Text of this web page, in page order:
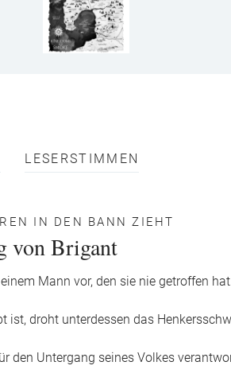
LESERSTIMMEN
IN DEN BANN ZIEHT
von Brigant
Mann vor, den sie nie getroffen
ist, droht unterdessen das
den Untergang seines Volkes